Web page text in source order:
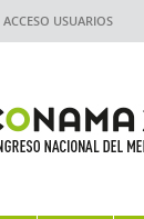
ACCESO USUARIOS